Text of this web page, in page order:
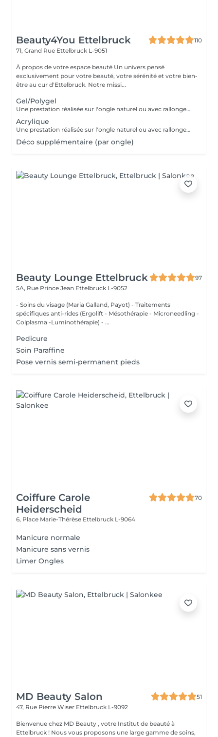
Beauty4You Ettelbruck
110
71, Grand Rue Ettelbruck L-9051
À propos de votre espace beauté Un univers pensé
exclusivement pour votre beauté, votre sérénité et votre bien-
être au cur d'Ettelbruck. Notre missi...
Gel/Polygel
Une prestation réalisée sur l'ongle naturel ou avec rallongement, pour des ongles élégants et résistants pendant plusieurs semaines. * Préparation de l'ongle naturel * Mise en forme des ongles * Travail des cuticules * Application du gel * Finition au choix * 2 décorations incluses
Acrylique
Une prestation réalisée sur l'ongle naturel ou avec rallongement, idéale pour des ongles solides, élégants et durables. * Préparation de l'ongle naturel * Mise en forme des ongles * Travail des cuticules * Application de l'acrylique * Finition au choix * 2 décorations incluses
Déco supplémentaire (par ongle)
Beauty Lounge Ettelbruck
97
5A, Rue Prince Jean Ettelbruck L-9052
- Soins du visage (Maria Galland, Payot) - Traitements
spécifiques anti-rides (Ergolift - Mésothérapie - Microneedling -
Colplasma -Luminothérapie) - ...
Pedicure
Soin Paraffine
Pose vernis semi-permanent pieds
Coiffure Carole
Heiderscheid
70
6, Place Marie-Thérèse Ettelbruck L-9064
Manicure normale
Manicure sans vernis
Limer Ongles
MD Beauty Salon
51
47, Rue Pierre Wiser Ettelbruck L-9092
Bienvenue chez MD Beauty , votre Institut de beauté à
Ettelbruck ! Nous vous proposons une large gamme de soins,